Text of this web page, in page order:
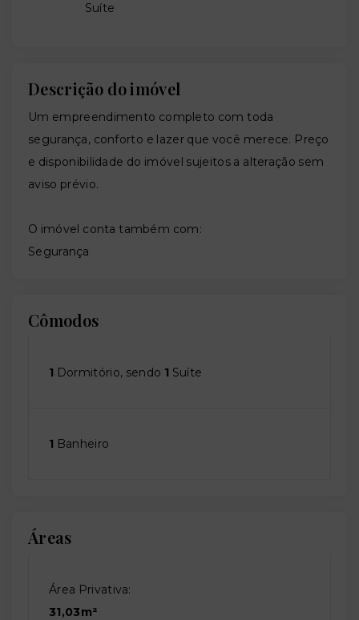
Suíte
Descrição do imóvel
Um empreendimento completo com toda
segurança, conforto e lazer que você merece. Preço
e disponibilidade do imóvel sujeitos a alteração sem
aviso prévio.
O imóvel conta também com:
Segurança
Cômodos
1 Dormitório, sendo 1 Suíte
1 Banheiro
Áreas
Área Privativa:
31,03m²